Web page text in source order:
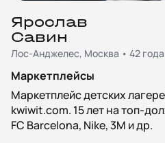
Ярослав
Савин
Лос-Анджелес, Москва • 42 года
Маркетплейсы
Маркетплейс детских
kwiwit.com. 15 лет на топ-
FC Barcelona, Nike, 3M и др.